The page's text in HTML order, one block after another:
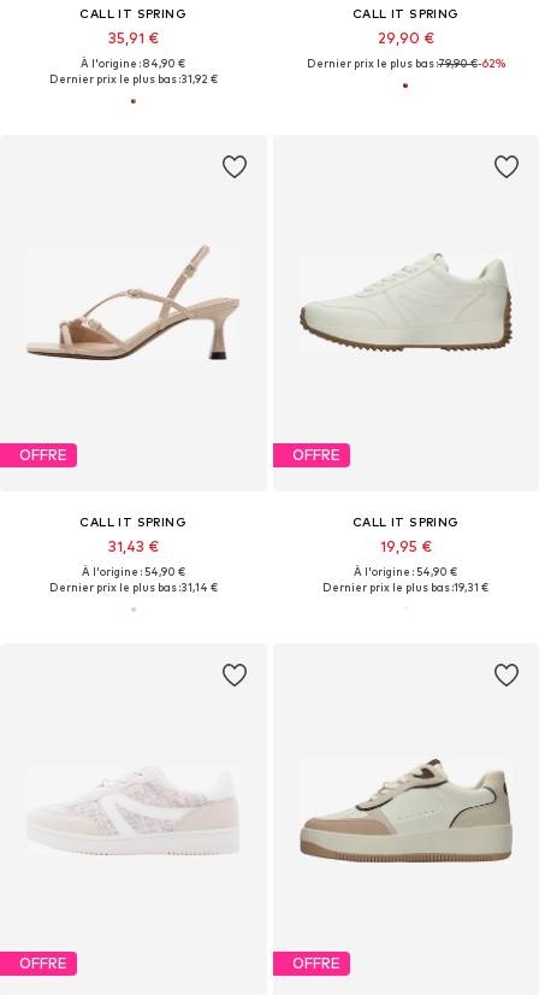
CALL IT SPRING
35,91 €
À l'origine : 84,90 €
Dernier prix le plus bas :31,92 €
CALL IT SPRING
29,90 €
Dernier prix le plus bas :79,90 €-62%
OFFRE
CALL IT SPRING
31,43 €
À l'origine : 54,90 €
Dernier prix le plus bas :31,14 €
OFFRE
CALL IT SPRING
19,95 €
À l'origine : 54,90 €
Dernier prix le plus bas :19,31 €
OFFRE OFFRE